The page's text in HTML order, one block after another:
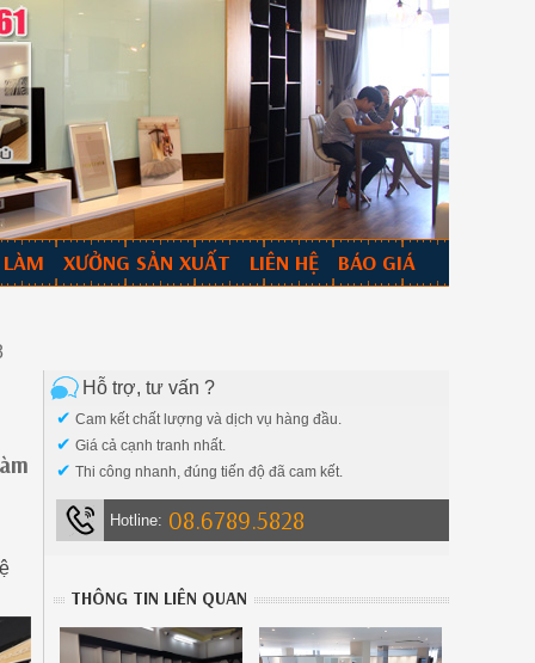
XƯỞNG SẢN XUẤT LIÊN HỆ BÁO GIÁ
Hỗ trợ, tư vấn ?
✔ Cam kết chất lượng và dịch vụ hàng đầu.
✔ Giá cả cạnh tranh nhất.
✔ Thi công nhanh, đúng tiến độ đã cam kết.
Hotline: 08.6789.5828
THÔNG TIN LIÊN QUAN